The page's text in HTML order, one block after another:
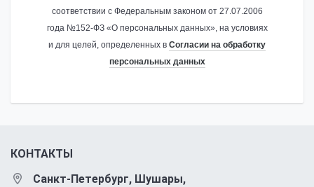
соответствии с Федеральным законом от 27.07.2006
года №152-ФЗ «О персональных данных», на условиях
и для целей, определенных в Согласии на обработку
персональных данных
КОНТАКТЫ
Санкт-Петербург, Шушары,